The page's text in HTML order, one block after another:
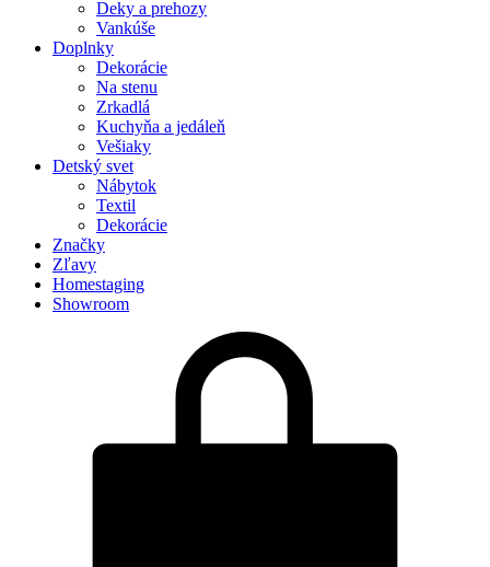
Deky a prehozy
Vankúše
Doplnky
Dekorácie
Na stenu
Zrkadlá
Kuchyňa a jedáleň
Vešiaky
Detský svet
Nábytok
Textil
Dekorácie
Značky
Zľavy
Homestaging
Showroom